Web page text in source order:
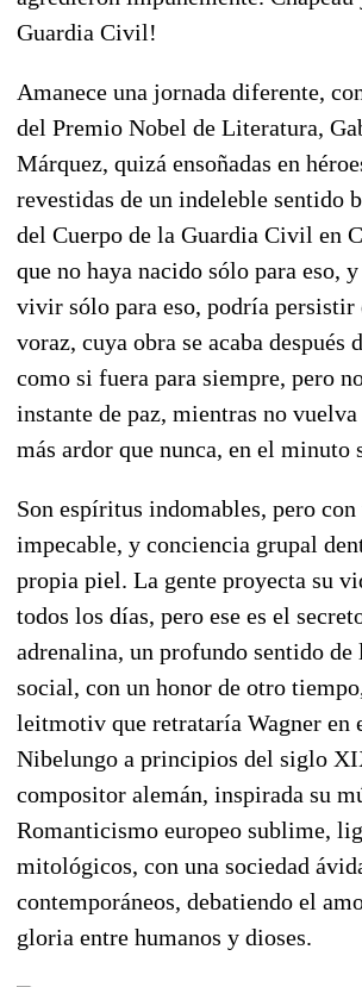
Guardia Civil!
Amanece una jornada diferente,
del Premio Nobel de Literatura,
Márquez, quizá ensoñadas en
revestidas de un indeleble sentido
del Cuerpo de la Guardia Civil en
que no haya nacido sólo para eso,
vivir sólo para eso, podría persistir
voraz, cuya obra se acaba después
como si fuera para siempre, pero
instante de paz, mientras no vuelva
más ardor que nunca, en el minuto
Son espíritus indomables, pero
impecable, y conciencia grupal
propia piel. La gente proyecta su
todos los días, pero ese es el
adrenalina, un profundo sentido de
social, con un honor de otro
leitmotiv que retrataría Wagner en
Nibelungo a principios del siglo
compositor alemán, inspirada su
Romanticismo europeo sublime,
mitológicos, con una sociedad
contemporáneos, debatiendo el
gloria entre humanos y dioses.